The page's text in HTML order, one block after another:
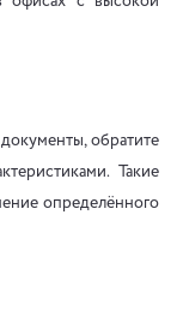
обратите
Такие
определённого